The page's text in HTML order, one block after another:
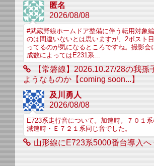
匿名
2026/08/08
#武蔵野線ホームドア整備に伴う転用対象
のは間違いないとは思いますが、2ポスト
ってるのが気になるところですね。撮影会
成数によってはE231系...
【常磐線】2026.10.27/28の我孫
ようなものか【coming soon...】
及川勇人
2026/08/08
E723系走行音について。加速時。７０１
減速時・Ｅ７２１系同じ音でした。
山形線にE723系5000番台導入へ